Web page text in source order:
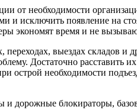
от необходимости
и исключить появление на
экономят время и не
переходах, выездах складов
Достаточно расставить
острой необходимости
дорожные блокираторы,